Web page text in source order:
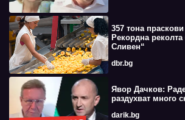
357 тона
Рекордна
Сливен“
dbr.bg
Явор Дачков:
раздухват много
darik.bg